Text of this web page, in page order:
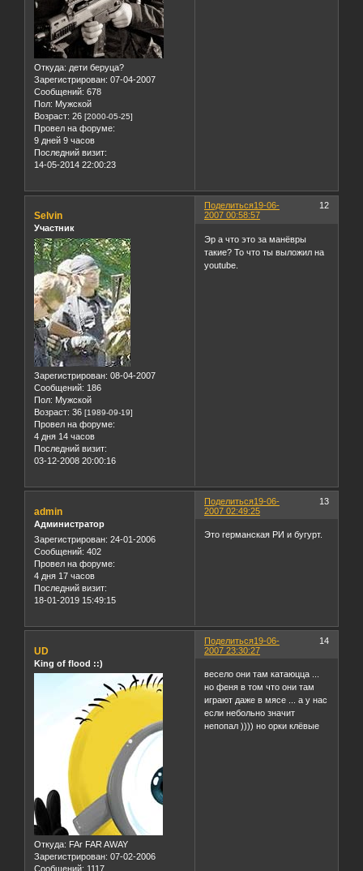
Откуда: дети беруца?
Зарегистрирован: 07-04-2007
Сообщений: 678
Пол: Мужской
Возраст: 26 [2000-05-25]
Провел на форуме:
9 дней 9 часов
Последний визит:
14-05-2014 22:00:23
Поделиться 12
19-06-
2007 00:58:57
Selvin
Участник
Зарегистрирован: 08-04-2007
Сообщений: 186
Пол: Мужской
Возраст: 36 [1989-09-19]
Провел на форуме:
4 дня 14 часов
Последний визит:
03-12-2008 20:00:16
Эр а что это за манёвры
такие? То что ты выложил на
youtube.
Поделиться 13
19-06-
2007 02:49:25
admin
Администратор
Зарегистрирован: 24-01-2006
Сообщений: 402
Провел на форуме:
4 дня 17 часов
Последний визит:
18-01-2019 15:49:15
Это германская РИ и бугурт.
Поделиться 14
19-06-
2007 23:30:27
UD
King of flood ::)
Откуда: FAr FAR AWAY
Зарегистрирован: 07-02-2006
Сообщений: 1117
весело они там катаюцца ...
но феня в том что они там
играют даже в мясе ... а у нас
если небольно значит
непопал )))) но орки клёвые